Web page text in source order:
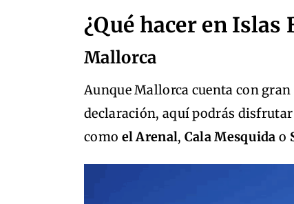
¿Qué hacer en Islas
Mallorca
Aunque Mallorca cuenta con
declaración, aquí podrás
como el Arenal, Cala Mesquida o